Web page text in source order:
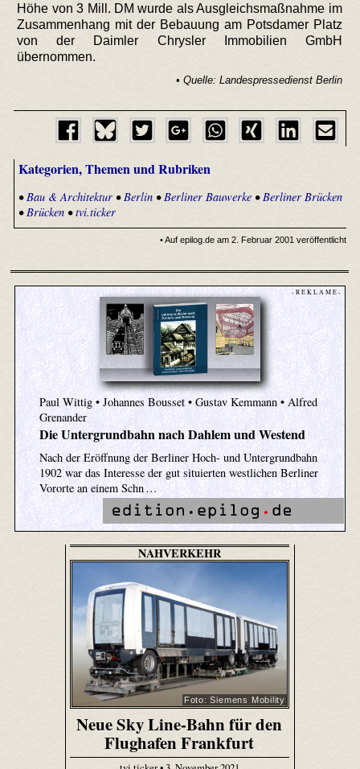
Höhe von 3 Mill. DM wurde als Ausgleichsmaßnahme im
Zusammenhang mit der Bebauung am Potsdamer Platz
von der Daimler Chrysler Immobilien GmbH
übernommen.
• Quelle: Landespressedienst Berlin
Kategorien, Themen und Rubriken
•Bau & Architektur•Berlin•Berliner Bauwerke•Berliner Brücken
•Brücken•tvi.ticker
• Auf epilog.de am 2. Februar 2001 veröffentlicht
- R E K L A M E -
Paul Wittig • Johannes Bousset • Gustav Kemmann • Alfred
Grenander
Die Untergrundbahn nach Dahlem und Westend
Nach der Eröffnung der Berliner Hoch- und Untergrundbahn
1902 war das Interesse der gut situierten westlichen Berliner
Vororte an einem Schn …
NAHVERKEHR
Foto: Siemens Mobility
Neue Sky Line-Bahn für den
Flughafen Frankfurt